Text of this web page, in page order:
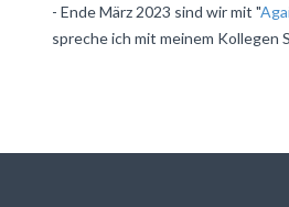
- Ende März 2023 sind wir mit "
spreche ich mit meinem